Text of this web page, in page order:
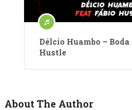
Délcio Huambo –
Hustle
About The Author